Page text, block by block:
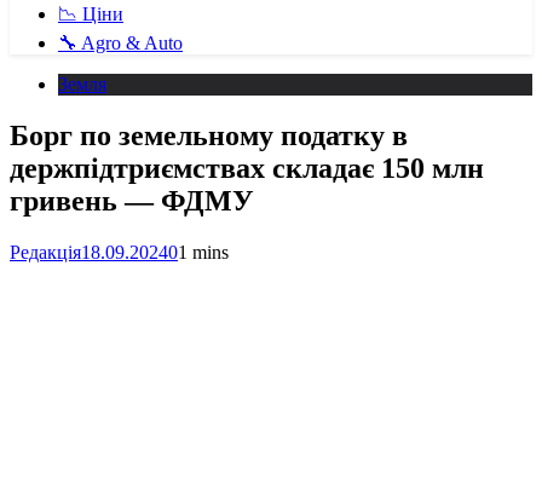
📉 Ціни
🔧 Agro & Auto
Земля
Борг по земельному податку в
держпідтриємствах складає 150 млн
гривень — ФДМУ
Редакція18.09.202401 mins